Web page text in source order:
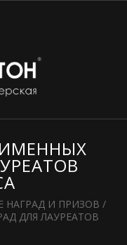
НАГРАД И ПРИЗОВ /
ДЛЯ ЛАУРЕАТОВ